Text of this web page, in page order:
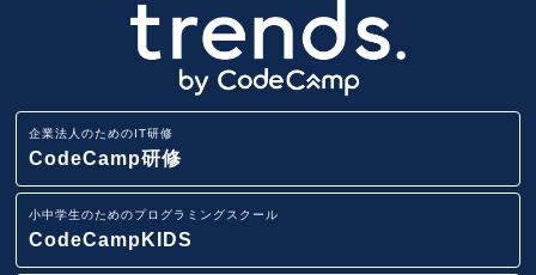
路線から子供向けプログラミングスクールを探す
駅から子供向けプログラミングスクールを探す
IT用語集
業務改善・効率化研修
ITリテラシー研修
Pythonデータサイエンス研修
小学生・中学生向けFCプログラミング教室
小学生・中学生向けプログラミング教室
講師募集
ニュースリリース
企業法人のためのIT研修
CodeCamp研修
小中学生のためのプログラミングスクール
CodeCampKIDS